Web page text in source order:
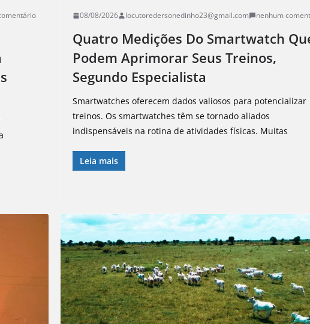
08/08/2026 locutoredersonedinho23@gmail.com nenhum
Quatro Medições Do Smartwatch
Podem Aprimorar Seus Treinos,
Segundo Especialista
Smartwatches oferecem dados valiosos para potencializar
treinos. Os smartwatches têm se tornado aliados
indispensáveis na rotina de atividades físicas. Muitas
Leia mais